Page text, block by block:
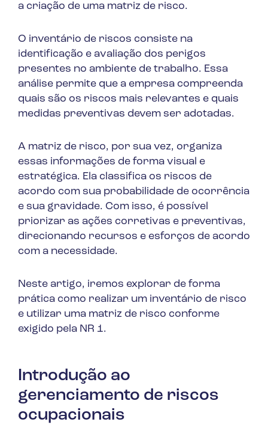
a criação de uma matriz de risco.
O inventário de riscos consiste na
identificação e avaliação dos perigos
presentes no ambiente de trabalho. Essa
análise permite que a empresa compreenda
quais são os riscos mais relevantes e quais
medidas preventivas devem ser adotadas.
A matriz de risco, por sua vez, organiza
essas informações de forma visual e
estratégica. Ela classifica os riscos de
acordo com sua probabilidade de ocorrência
e sua gravidade. Com isso, é possível
priorizar as ações corretivas e preventivas,
direcionando recursos e esforços de acordo
com a necessidade.
Neste artigo, iremos explorar de forma
prática como realizar um inventário de risco
e utilizar uma matriz de risco conforme
exigido pela NR 1.
Introdução ao
gerenciamento de riscos
ocupacionais